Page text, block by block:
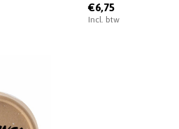
€6,75
Incl. btw